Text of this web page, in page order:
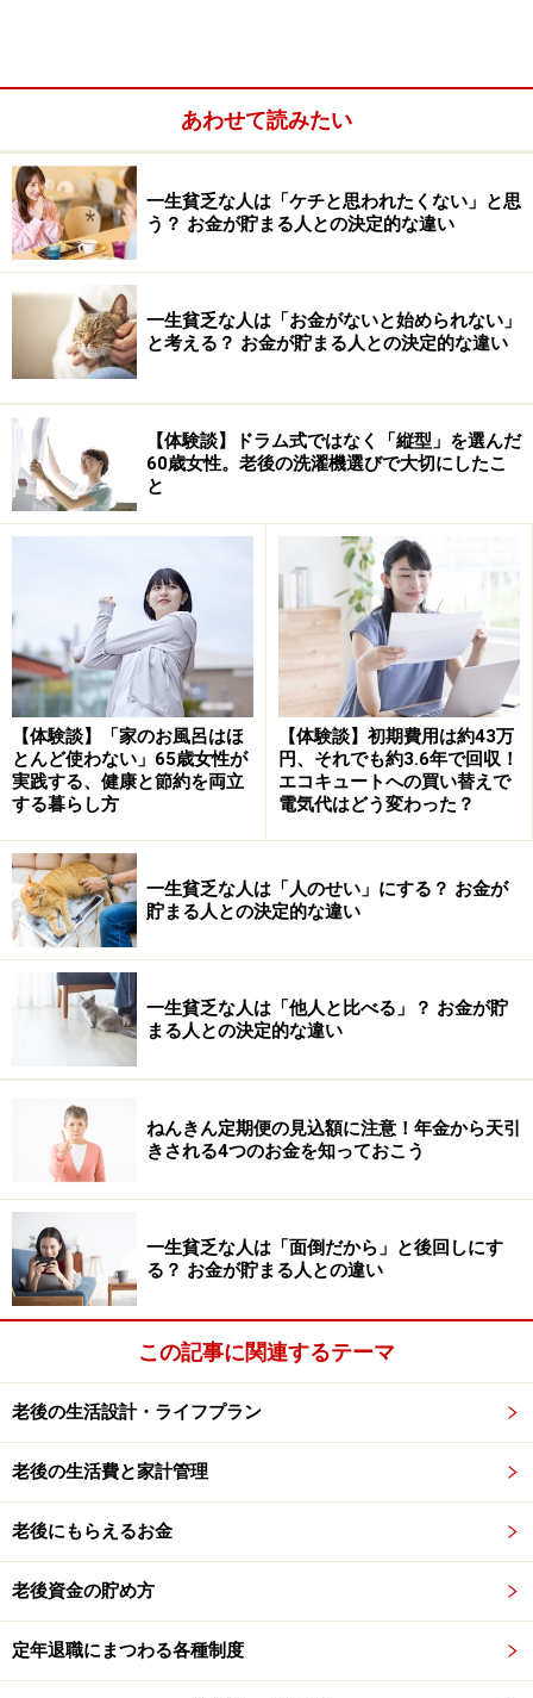
みましょう。ただ「空が青い」と書くのではなく、自分
なりに青のグラデーションを言葉にしてみる。写真を撮
る時は一番美しく見える角度を考える。
この「記録する」という能動的な行為は、脳を活性化さ
せ、単なる移動時間を「自分の表現を磨くクリエイティ
ブな時間」へと変えてくれます。
「受け身」を卒業し、お金に依存しない楽
しみを作る
「お金がないから楽しめない」と思っている時は、どう
しても家の中に閉じこもり、テレビを眺めるだけの「受
け身」の姿勢になりがちです。しかし、誰かが楽しませ
てくれるのを待つ時間は、かえって孤独を深めてしまう
こともあります。
大切なのは、自分の思い通りに動き、楽しみを自ら作り
出す力です。
外からの刺激を受け、自分なりの感性で記録し続ける
と、「自分はこう思う」「こう伝えたい」という創造性
がむくむくと湧いてきます。こうして自分自身の内側に
楽しみの源泉を持てるようになると、高いお金を払って
外側に刺激を求める必要がなくなります。
手帳や日記、写真などの記録が溜まっていくことは、そ
のまま「日々の自分」を積み重ねること。数カ月前の記
録を見返した時、当時の風の匂いや心の弾力を思い出せ
る喜びは、長く心を満たしてくれるのではないでしょう
一歩踏み出すごとに、心が潤う「散歩」で
家計防衛を
これからは日差しが明るく、少しずつ暑くなる季節で
つを少し持って出かけましょう。お気に入りの場所で一
息つき、景色を心に写し取る。そんな時間を過ごすうち
に、日常の中に潜んでいた「いいこと」に、自分の力で
気付けるようになっているはずです。
あわせて読みたい
一生貧乏な人は「ケチと思われたくない」と思
う？ お金が貯まる人との決定的な違い
一生貧乏な人は「お金がないと始められない」
と考える？ お金が貯まる人との決定的な違い
【体験談】ドラム式ではなく「縦型」を選んだ
60歳女性。老後の洗濯機選びで大切にしたこ
と
【体験談】「家のお風呂はほ
とんど使わない」65歳女性が
実践する、健康と節約を両立
する暮らし方
【体験談】初期費用は約43万
円、それでも約3.6年で回収！
エコキュートへの買い替えで
電気代はどう変わった？
一生貧乏な人は「人のせい」にする？ お金が
貯まる人との決定的な違い
一生貧乏な人は「他人と比べる」？ お金が貯
まる人との決定的な違い
ねんきん定期便の見込額に注意！年金から天引
きされる4つのお金を知っておこう
一生貧乏な人は「面倒だから」と後回しにす
る？ お金が貯まる人との違い
この記事に関連するテーマ
老後の生活設計・ライフプラン
老後の生活費と家計管理
老後にもらえるお金
老後資金の貯め方
定年退職にまつわる各種制度